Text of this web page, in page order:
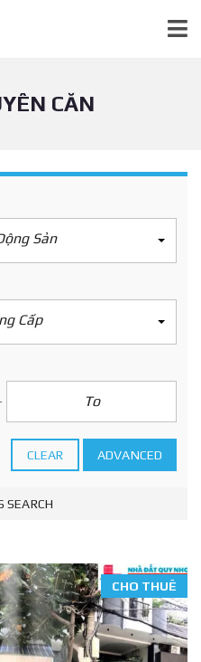
CĂN
Sản
Cấp
CLEAR ADVANCED
SEARCH
CHO THUÊ